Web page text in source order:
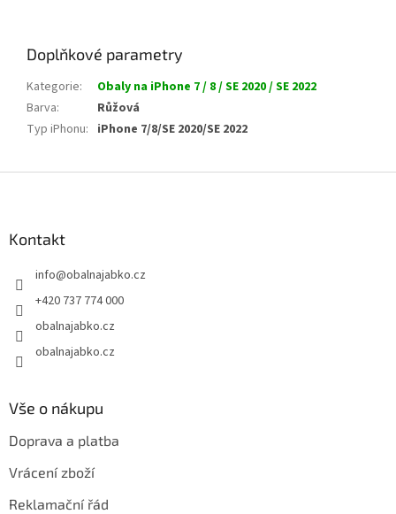
Doplňkové parametry
Kategorie:
Obaly na iPhone 7 / 8 / SE 2020 / SE 2022
Barva:
Růžová
Typ iPhonu: iPhone 7/8/SE 2020/SE 2022
Kontakt
info@obalnajabko.cz
+420 737 774 000
obalnajabko.cz
obalnajabko.cz
Vše o nákupu
Doprava a platba
Vrácení zboží
Reklamační řád